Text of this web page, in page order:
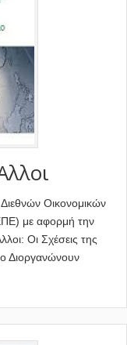
Οικονομικών
με αφορμή την
Οι Σχέσεις της
Διοργανώνουν